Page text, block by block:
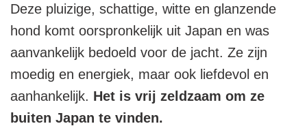
Deze pluizige, schattige, witte en glanzende
hond komt oorspronkelijk uit Japan en was
aanvankelijk bedoeld voor de jacht. Ze zijn
moedig en energiek, maar ook liefdevol en
aanhankelijk. Het is vrij zeldzaam om ze
buiten Japan te vinden.